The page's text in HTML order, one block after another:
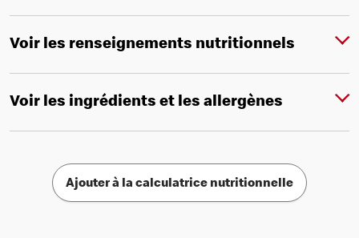
Voir les renseignements nutritionnels
Voir les ingrédients et les allergènes
Ajouter à la calculatrice nutritionnelle